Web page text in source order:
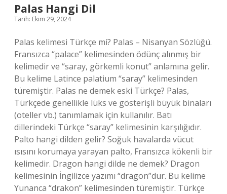
Palas Hangi Dil
Tarih: Ekim 29, 2024
Palas kelimesi Türkçe mi? Palas – Nisanyan Sözlüğü.
Fransızca “palace” kelimesinden ödünç alınmış bir
kelimedir ve “saray, görkemli konut” anlamına gelir.
Bu kelime Latince palatium “saray” kelimesinden
türemiştir. Palas ne demek eski Türkçe? Palas,
Türkçede genellikle lüks ve gösterişli büyük binaları
(oteller vb.) tanımlamak için kullanılır. Batı
dillerindeki Türkçe “saray” kelimesinin karşılığıdır.
Palto hangi dilden gelir? Soğuk havalarda vücut
ısısını korumaya yarayan palto, Fransızca kökenli bir
kelimedir. Dragon hangi dilde ne demek? Dragon
kelimesinin İngilizce yazımı “dragon”dur. Bu kelime
Yunanca “drakon” kelimesinden türemiştir. Türkçe